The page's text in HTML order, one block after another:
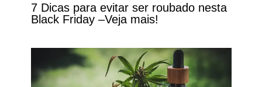
7 Dicas para evitar ser roubado nesta
Black Friday –Veja mais!